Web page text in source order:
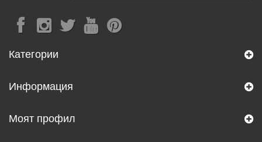
Категории
Информация
Моят профил